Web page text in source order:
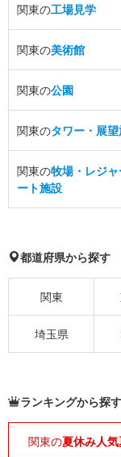
関東の工場見学
関東の美術館
関東の公園
関東のタワー・展
関東の牧場・レジ
ート施設
都道府県から探す
関東
埼玉県
ランキングから探す
関東の夏休み人気